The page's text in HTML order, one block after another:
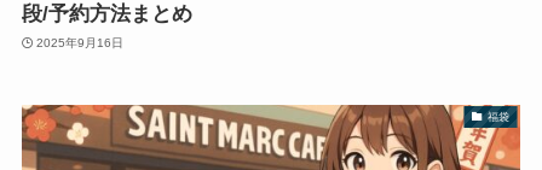
段/予約方法まとめ
2025年9月16日
福袋